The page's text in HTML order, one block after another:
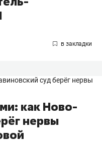
как Ново-
нервы